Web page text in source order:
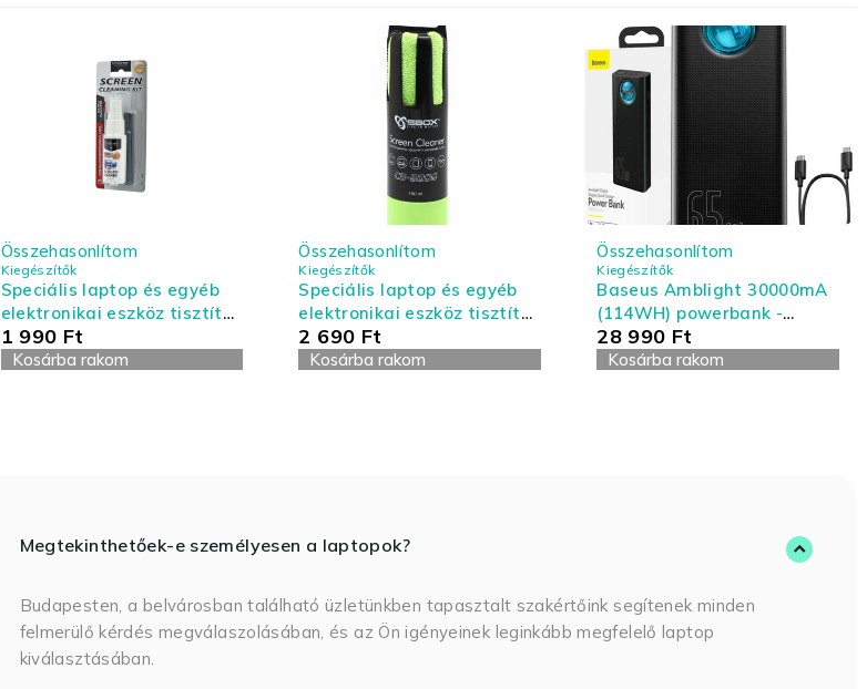
Kiegészítők
Speciális laptop és egyéb
elektronikai eszköz tisztító
készlet - kis kiszerelés
Összehasonlítom
1 990 Ft
Kosárba rakom
Kiegészítők
Speciális laptop és egyéb
elektronikai eszköz tisztító
készlet - nagy kiszerelés
Összehasonlítom
2 690 Ft
Kosárba rakom
Kiegészítők
Baseus Amblight 30000mA
(114WH) powerbank -
Laptoppal kompatibilis
powerbank
Összehasonlítom
28 990 Ft
Kosárba rakom
Megtekinthetőek-e személyesen a laptopok?
Budapesten, a belvárosban található üzletünkben tapasztalt szakértőink segítenek minden
felmerülő kérdés megválaszolásában, és az Ön igényeinek leginkább megfelelő laptop
kiválasztásában.